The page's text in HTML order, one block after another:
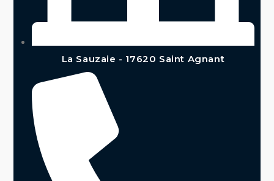
La Sauzaie - 17620 Saint Agnant